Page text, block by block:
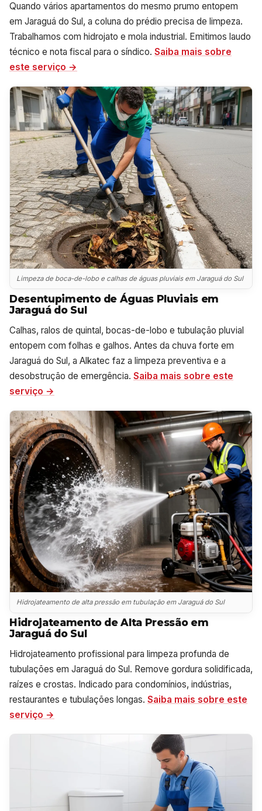
Quando vários apartamentos do mesmo prumo entopem
em Jaraguá do Sul, a coluna do prédio precisa de limpeza.
Trabalhamos com hidrojato e mola industrial. Emitimos laudo
técnico e nota fiscal para o síndico. Saiba mais sobre
este serviço →
Limpeza de boca-de-lobo e calhas de águas pluviais em Jaraguá do Sul
Desentupimento de Águas Pluviais em
Jaraguá do Sul
Calhas, ralos de quintal, bocas-de-lobo e tubulação pluvial
entopem com folhas e galhos. Antes da chuva forte em
Jaraguá do Sul, a Alkatec faz a limpeza preventiva e a
desobstrução de emergência. Saiba mais sobre este
serviço →
Hidrojateamento de alta pressão em tubulação em Jaraguá do Sul
Hidrojateamento de Alta Pressão em
Jaraguá do Sul
Hidrojateamento profissional para limpeza profunda de
tubulações em Jaraguá do Sul. Remove gordura solidificada,
raízes e crostas. Indicado para condomínios, indústrias,
restaurantes e tubulações longas. Saiba mais sobre este
serviço →